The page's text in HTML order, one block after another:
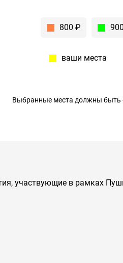
800 ₽
ваши места
Выбранные места должны быть
участвующие в рамках